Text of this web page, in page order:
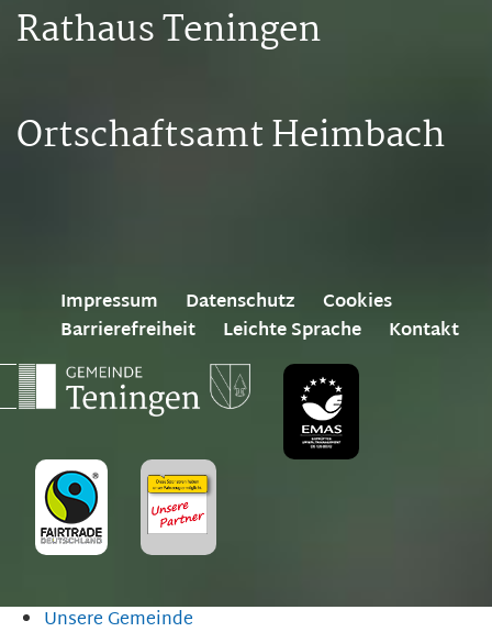
Rathaus Teningen
Ortschaftsamt Heimbach
Impressum Datenschutz
Cookies
Barrierefreiheit
Leichte Sprache Kontakt
Unsere Gemeinde